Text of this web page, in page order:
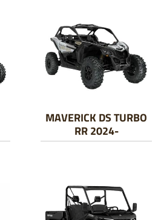
MAVERICK DS TURBO
RR 2024-